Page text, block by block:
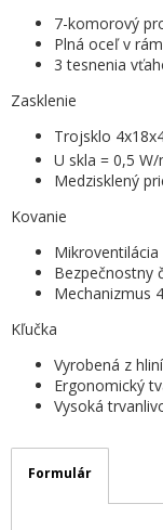
7-komorový
Plná oceľ v
3 tesnenia
Zasklenie
Trojsklo
U skla = 0,5 W/
Medzisklený
Kovanie
Mikroventilácia
Bezpečnostny
Mechanizmus
Kľučka
Vyrobená z
Ergonomický
Vysoká
Formulár